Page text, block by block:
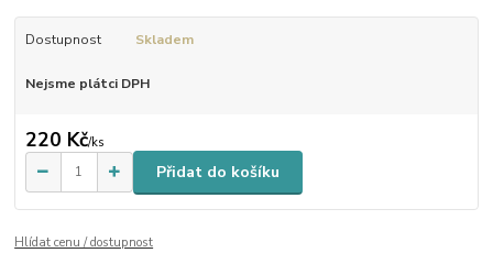
Dostupnost Skladem
Nejsme plátci DPH
220 Kč/ks
Přidat do košíku
Hlídat cenu / dostupnost